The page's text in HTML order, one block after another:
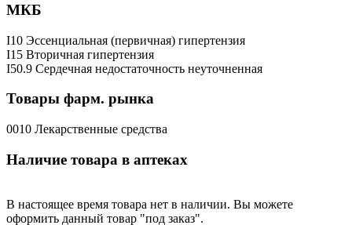
МКБ
I10 Эссенциальная (первичная) гипертензия
I15 Вторичная гипертензия
I50.9 Сердечная недостаточность неуточненная
Товары фарм. рынка
0010 Лекарственные средства
Наличие товара в аптеках
В настоящее время товара нет в наличии. Вы можете
оформить данный товар "под заказ".